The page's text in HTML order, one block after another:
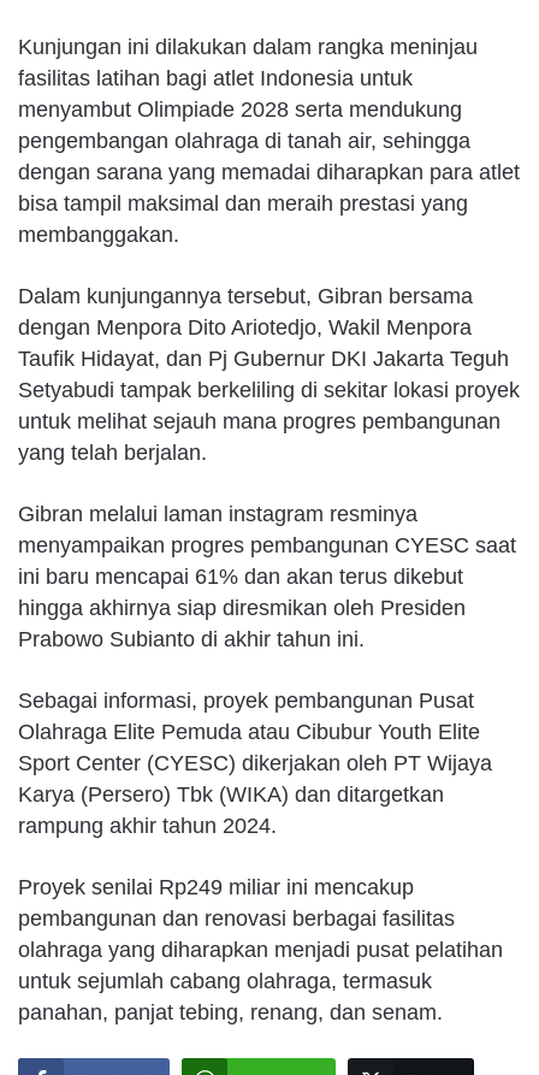
Kunjungan ini dilakukan dalam rangka meninjau
fasilitas latihan bagi atlet Indonesia untuk
menyambut Olimpiade 2028 serta mendukung
pengembangan olahraga di tanah air, sehingga
dengan sarana yang memadai diharapkan para atlet
bisa tampil maksimal dan meraih prestasi yang
membanggakan.
Dalam kunjungannya tersebut, Gibran bersama
dengan Menpora Dito Ariotedjo, Wakil Menpora
Taufik Hidayat, dan Pj Gubernur DKI Jakarta Teguh
Setyabudi tampak berkeliling di sekitar lokasi proyek
untuk melihat sejauh mana progres pembangunan
yang telah berjalan.
Gibran melalui laman instagram resminya
menyampaikan progres pembangunan CYESC saat
ini baru mencapai 61% dan akan terus dikebut
hingga akhirnya siap diresmikan oleh Presiden
Prabowo Subianto di akhir tahun ini.
Sebagai informasi, proyek pembangunan Pusat
Olahraga Elite Pemuda atau Cibubur Youth Elite
Sport Center (CYESC) dikerjakan oleh PT Wijaya
Karya (Persero) Tbk (WIKA) dan ditargetkan
rampung akhir tahun 2024.
Proyek senilai Rp249 miliar ini mencakup
pembangunan dan renovasi berbagai fasilitas
olahraga yang diharapkan menjadi pusat pelatihan
untuk sejumlah cabang olahraga, termasuk
panahan, panjat tebing, renang, dan senam.